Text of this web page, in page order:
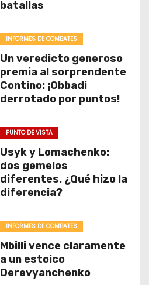
batallas
INFORMES DE COMBATES
Un veredicto generoso
premia al sorprendente
Contino: ¡Obbadi
derrotado por puntos!
PUNTO DE VISTA
Usyk y Lomachenko:
dos gemelos
diferentes. ¿Qué hizo la
diferencia?
INFORMES DE COMBATES
Mbilli vence claramente
a un estoico
Derevyanchenko